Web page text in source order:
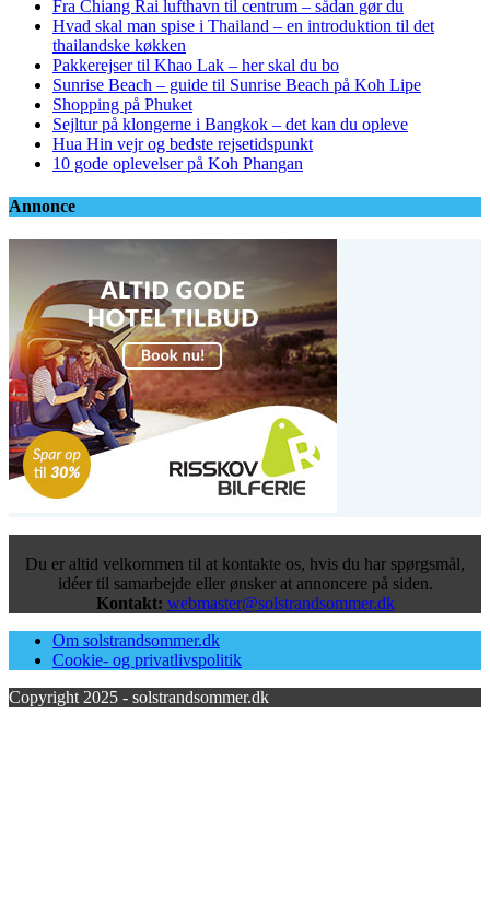
Fra Chiang Rai lufthavn til centrum – sådan gør du
Hvad skal man spise i Thailand – en introduktion til det
thailandske køkken
Pakkerejser til Khao Lak – her skal du bo
Sunrise Beach – guide til Sunrise Beach på Koh Lipe
Shopping på Phuket
Sejltur på klongerne i Bangkok – det kan du opleve
Hua Hin vejr og bedste rejsetidspunkt
10 gode oplevelser på Koh Phangan
Annonce
Du er altid velkommen til at kontakte os, hvis du har spørgsmål,
idéer til samarbejde eller ønsker at annoncere på siden.
Kontakt: webmaster@solstrandsommer.dk
Om solstrandsommer.dk
Cookie- og privatlivspolitik
Copyright 2025 - solstrandsommer.dk